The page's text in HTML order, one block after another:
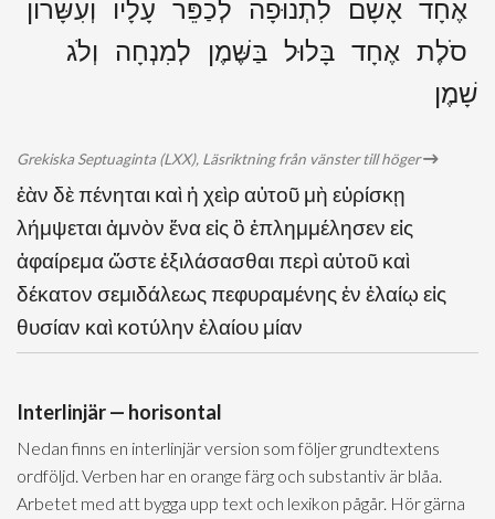
אֶחָד אָשָׁם לִתְנוּפָה לְכַפֵּר עָלָיו וְעִשָּׂרוֹן
סֹלֶת אֶחָד בָּלוּל בַּשֶּׁמֶן לְמִנְחָה וְלֹג
שָׁמֶן
Grekiska Septuaginta (LXX), Läsriktning från vänster till höger
ἐὰν δὲ πένηται καὶ ἡ χεὶρ αὐτοῦ μὴ εὑρίσκῃ
λήμψεται ἀμνὸν ἕνα εἰς ὃ ἐπλημμέλησεν εἰς
ἀφαίρεμα ὥστε ἐξιλάσασθαι περὶ αὐτοῦ καὶ
δέκατον σεμιδάλεως πεφυραμένης ἐν ἐλαίῳ εἰς
θυσίαν καὶ κοτύλην ἐλαίου μίαν
Interlinjär — horisontal
Nedan finns en interlinjär version som följer grundtextens
ordföljd. Verben har en orange färg och substantiv är blåa.
Arbetet med att bygga upp text och lexikon pågår. Hör gärna